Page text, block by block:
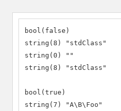
bool(false)
string(8) "stdClass"
string(0) ""
string(8) "stdClass"
bool(true)
string(7) "A\B\Foo"